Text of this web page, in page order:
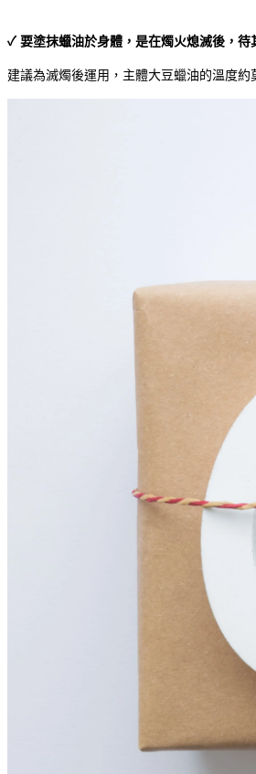
✓ 要塗抹蠟油於身體，是在燭火熄滅後，待
建議為滅燭後運用，主體大豆蠟油的溫度